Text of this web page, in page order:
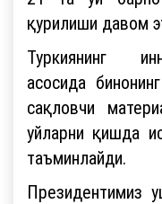
қурилиши давом
Туркиянинг
асосида
сақловчи
уйларни қишда
таъминлайди.
Президентимиз